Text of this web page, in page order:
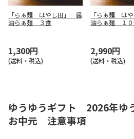
「らぁ麺 はやし田」 醤
油らぁ麺 ３食
1,300円
(送料・税込)
「らぁ麺 は
油らぁ麺 １
2,990円
(送料・税込)
ゆうゆうギフト 2026年ゆ
お中元 注意事項